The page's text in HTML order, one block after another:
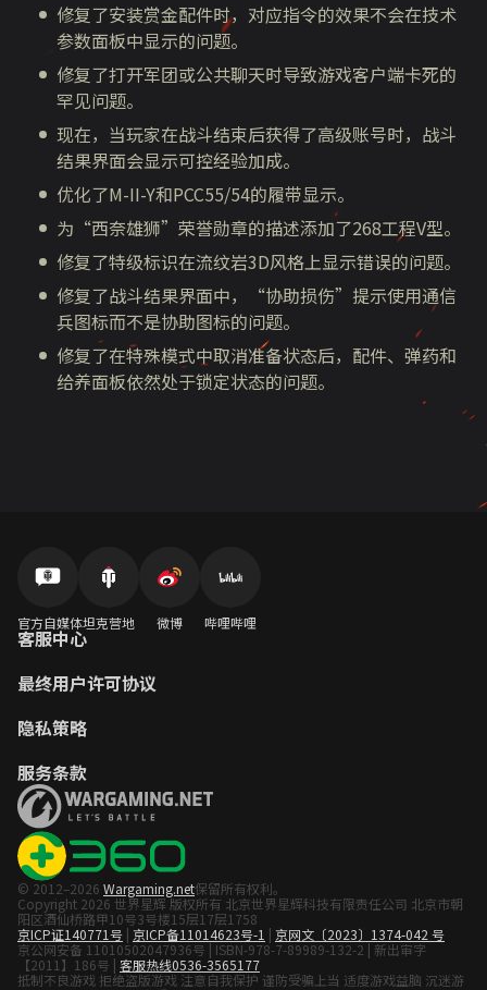
修复了安装赏金配件时，对应指令的效果不会在技术
参数面板中显示的问题。
修复了打开军团或公共聊天时导致游戏客户端卡死的
罕见问题。
现在，当玩家在战斗结束后获得了高级账号时，战斗
结果界面会显示可控经验加成。
优化了M-II-Y和PCC55/54的履带显示。
为“西奈雄狮”荣誉勋章的描述添加了268工程V型。
修复了特级标识在流纹岩3D风格上显示错误的问题。
修复了战斗结果界面中，“协助损伤”提示使用通信
兵图标而不是协助图标的问题。
修复了在特殊模式中取消准备状态后，配件、弹药和
给养面板依然处于锁定状态的问题。
官方自媒体坦克营地 微博 哔哩哔哩
客服中心
最终用户许可协议
隐私策略
服务条款
© 2012–2026 Wargaming.net保留所有权利。
Copyright 2026 世界星辉 版权所有 北京世界星辉科技有限责任公司 北京市朝
阳区酒仙桥路甲10号3号楼15层17层1758
京ICP证140771号 | 京ICP备11014623号-1 | 京网文〔2023〕1374-042 号
京公网安备 11010502047936号 | ISBN-978-7-89989-132-2 | 新出审字
【2011】186号 | 客服热线0536-3565177
抵制不良游戏 拒绝盗版游戏 注意自我保护 谨防受骗上当 适度游戏益脑 沉迷游